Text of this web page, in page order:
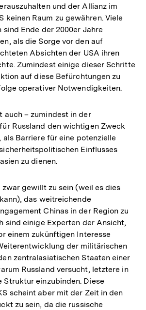
und der Allianz im
keinen Raum zu gewähren. Viele
Ende der 2000er Jahre
als die Sorge vor den auf
Absichten der USA ihren
Zumindest einige dieser Schritte
auf diese Befürchtungen zu
operativer Notwendigkeiten.
auch – zumindest in der
Russland den wichtigen Zweck
als Barriere für eine potenzielle
Einflusses
zu dienen.
zwar gewillt zu sein (weil es dies
das weitreichende
Chinas in der Region zu
sind einige Experten der Ansicht,
einem zukünftigen Interesse
der militärischen
zentralasiatischen Staaten einer
Russland versucht, letztere in
Struktur einzubinden. Diese
scheint aber mit der Zeit in den
zu sein, da die russische